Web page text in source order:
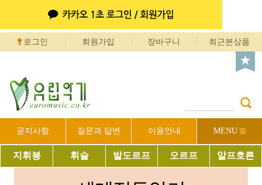
로그인 회원가입 장바구니 최근본상품
공지사항 질문과 답변 이용안내 MENU
지휘봉 휘슬 발도르프 오르프 알프호른